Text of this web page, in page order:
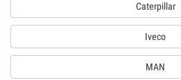
Caterpillar
Iveco
MAN